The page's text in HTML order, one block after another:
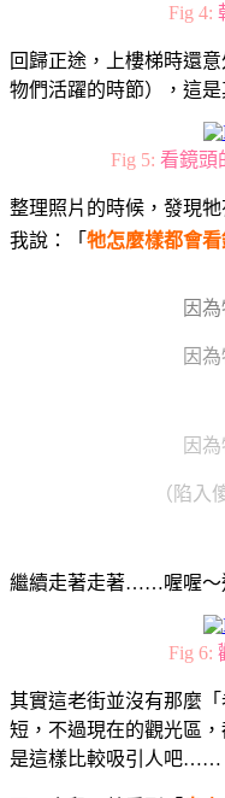
Fig 4:
回歸正途，上樓梯時還
物們活躍的時節），這
Fig 5: 看鏡頭
整理照片的時候，發現
我說：「 牠怎麼樣都會
因
因
因
（陷入
繼續走著走著……喔喔～
Fig 6:
其實這老街並沒有那麼
短，不過現在的觀光區
是這樣比較吸引人吧……